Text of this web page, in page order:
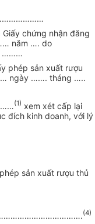
chứng nhận đăng
năm …. do
………
phép sản xuất rượu
ngày ……. tháng …..
(1) xem xét cấp lại
đích kinh doanh, với lý
sản xuất rượu thủ
(4)